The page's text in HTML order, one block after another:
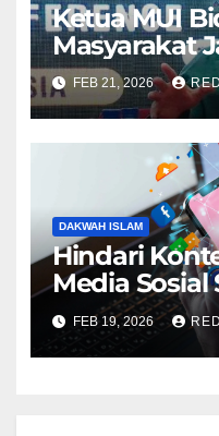
Ketua MUI
Masyarakat
Produk
FEB 21, 2026
DAKWAH ISLAM
Hindari
Media Sosial
Ramadhan
FEB 19, 2026